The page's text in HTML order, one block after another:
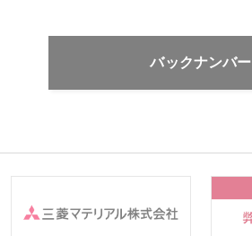
バックナンバー